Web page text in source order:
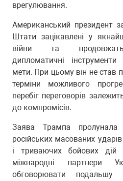
врегулювання.
Американський президент
Штати зацікавлені у
війни та продовжать
дипломатичні
мети. При цьому він не став
терміни можливого
перебіг переговорів
до компромісів.
Заява Трампа
російських масованих
і триваючих бойових дій
міжнародні партнери
обговорювати подальшу